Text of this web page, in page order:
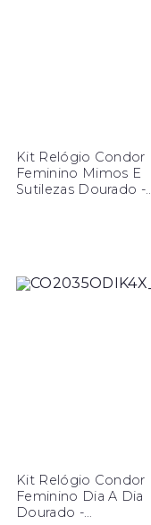
Kit Relógio Condor
Feminino Mimos E
Sutilezas Dourado -
Kit Relógio Condor
Feminino Dia A Dia
Dourado -